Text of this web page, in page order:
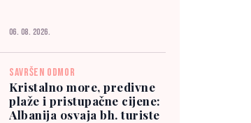
06. 08. 2026.
SAVRŠEN ODMOR
Kristalno more, predivne
plaže i pristupačne cijene:
Albanija osvaja bh. turiste